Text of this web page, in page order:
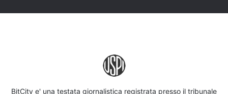
BitCity e' una testata giornalistica registrata presso il tribunale